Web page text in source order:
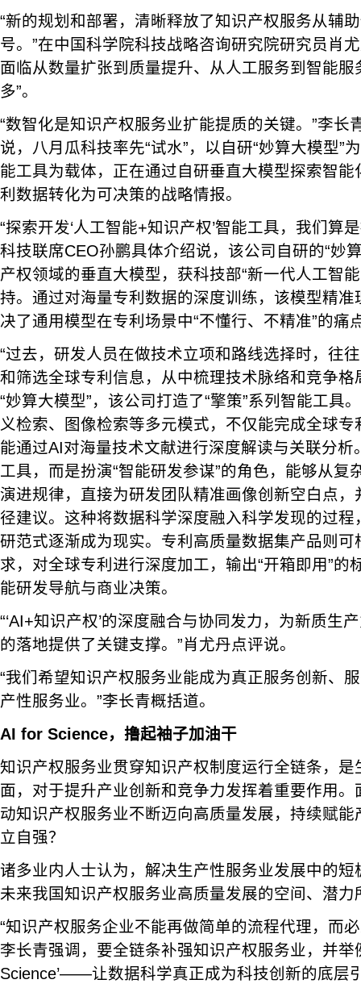
“新的规划和部署，清晰释放了知识产权服务从辅
号。”在中国科学院科技战略咨询研究院研究员肖
面临从数量扩张到质量提升、从人工服务到智能服
多”。
“数智化是知识产权服务业扩能提质的关键。”李长
说，八月瓜科技率先“试水”，以自研“妙算大模型”
能工具为载体，正在通过自研垂直大模型探索智
利数据转化为可决策的战略情报。
“探索开发‘人工智能+知识产权’智能工具，我们算
科技联席CEO孙鹏具体介绍说，该公司自研的“妙
产权领域的垂直大模型，获科技部“新一代人工智
持。通过对海量专利数据的深度训练，该模型精
决了通用模型在专利场景中“不懂行、不精准”的痛
“过去，研发人员在做技术立项和路线选择时，往
和筛选全球专利信息，从中梳理技术脉络和竞争格
“妙算大模型”，该公司打造了“擎策”系列智能工具
义检索、图像检索等多元模式，不仅能完成全球
能通过AI对海量技术文献进行深度解读与关联分析
工具，而是扮演“智能研发参谋”的角色，能够从复
演进规律，直接为研发团队精准画像创新空白点
径建议。这种将数据科学深度融入科学发现的过
研范式逐渐成为现实。专利高质量数据集产品则可
求，对全球专利进行深度加工，输出“开箱即用”的
能研发导航与商业决策。
“‘AI+知识产权’的深度融合与协同发力，为新质生
的落地提供了关键支撑。”肖尤丹点评说。
“我们希望知识产权服务业能成为真正服务创新、
产性服务业。”李长青概括道。
AI for Science，撸起袖子加油干
知识产权服务业贯穿知识产权制度运行全链条，
面，对于提升产业创新和竞争力发挥着重要作用。
动知识产权服务业不断迈向高质量发展，持续赋
立自强？
诸多业内人士认为，解决生产性服务业发展中的
未来我国知识产权服务业高质量发展的空间、潜力
“知识产权服务企业不能再做简单的流程代理，而
李长青强调，要全链条补强知识产权服务业，并举
Science’——让数据科学真正成为科技创新的底层